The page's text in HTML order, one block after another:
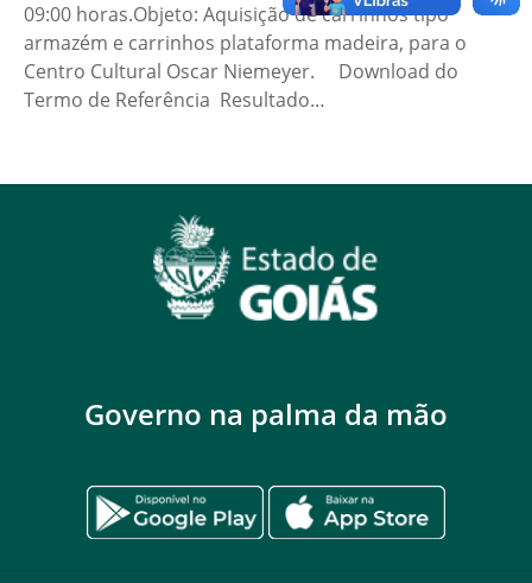
09:00 horas.Objeto: Aquisição de carrinhos tipo
armazém e carrinhos plataforma madeira, para o
Centro Cultural Oscar Niemeyer. Download do
Termo de Referência Resultado…
Governo na palma da mão